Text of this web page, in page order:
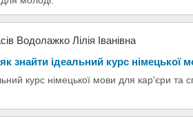
Водолажко Лілія Іванівна
знайти ідеальний курс німецької
курс німецької мови для кар'єри та